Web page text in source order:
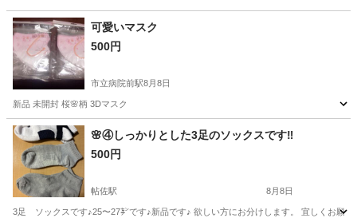
可愛いマスク
500円
市立病院前駅8月8日
新品 未開封 桜🌸柄 3Dマスク
鹿児島 鹿児島市 市立病院前駅 その他
🌸④しっかりとした3足のソックスです‼️
500円
帖佐駅 8月8日
3足 ソックスです♪25〜27㌢です♪新品です♪ 欲しい方にお分けします。 宜しくお願い